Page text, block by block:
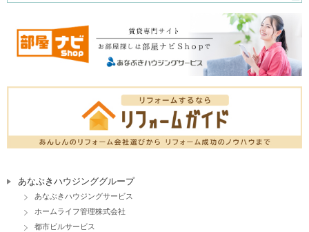
あなぶきハウジンググループ
あなぶきハウジングサービス
ホームライフ管理株式会社
都市ビルサービス